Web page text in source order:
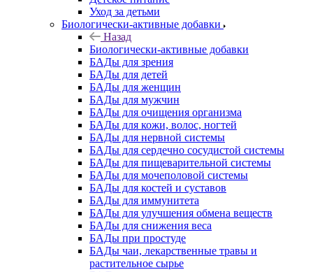
Уход за детьми
Биологически-активные добавки
Назад
Биологически-активные добавки
БАДы для зрения
БАДы для детей
БАДы для женщин
БАДы для мужчин
БАДы для очищения организма
БАДы для кожи, волос, ногтей
БАДы для нервной системы
БАДы для сердечно сосудистой системы
БАДы для пищеварительной системы
БАДы для мочеполовой системы
БАДы для костей и суставов
БАДы для иммунитета
БАДы для улучшения обмена веществ
БАДы для снижения веса
БАДы при простуде
БАДы чаи, лекарственные травы и
растительное сырье